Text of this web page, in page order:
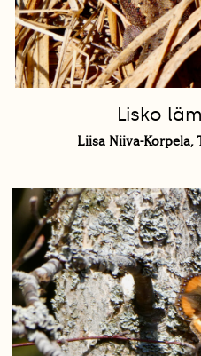
Lisko
Liisa Niiva-Korpela,